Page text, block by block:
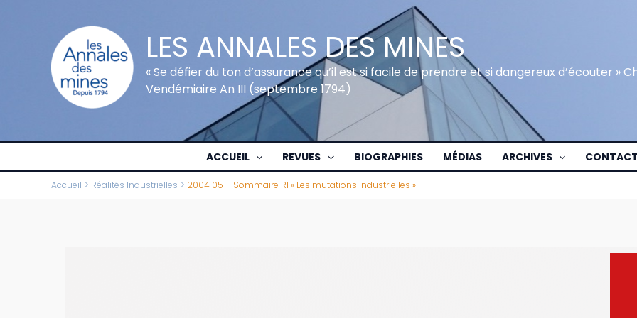
LES ANNALES DES MINES
« Se défier du ton d’assurance qu’il est si facile de prendre et si dangereux d’écouter »
Vendémiaire An III (septembre 1794)
ACCUEIL REVUES BIOGRAPHIES MÉDIAS ARCHIVES CONTACT
Accueil Réalités Industrielles 2004 05 – Sommaire RI « Les mutations industrielles »